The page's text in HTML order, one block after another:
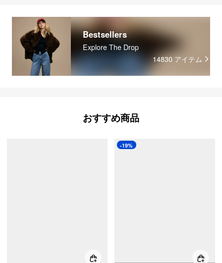
Bestsellers
Explore The Drop
14830 アイテム
おすすめ商品
-19%